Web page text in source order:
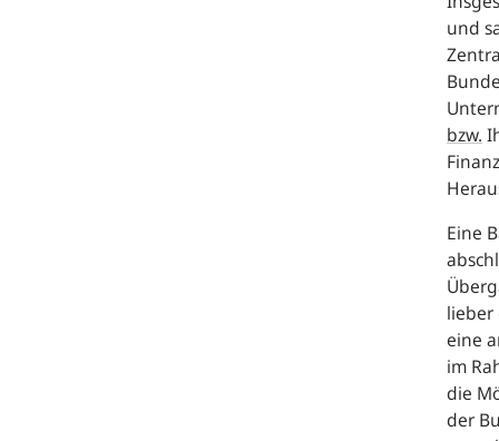
und
bzw.
Eine
lieber
eine
im
die
der